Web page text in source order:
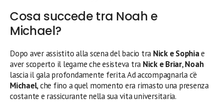
Cosa succede tra Noah e
Michael?
Dopo aver assistito alla scena del bacio tra Nick e Sophiae
aver scoperto il legame che esisteva tra Nick e Briar,Noah
lascia il gala profondamente ferita. Ad accompagnarla c’è
Michael, che fino a quel momento era rimasto una presenza
costante e rassicurante nella sua vita universitaria.